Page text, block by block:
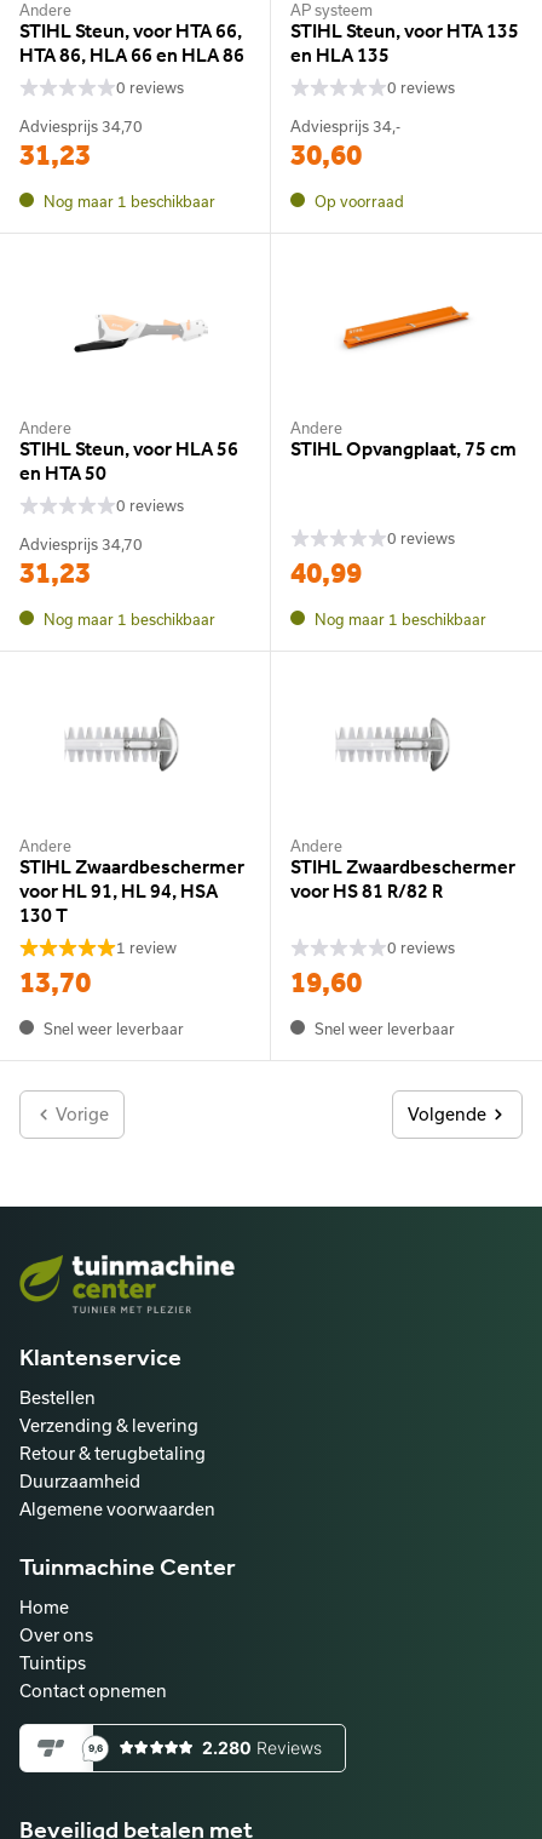
Andere
STIHL Steun, voor HTA 66,
HTA 86, HLA 66 en HLA 86
0 reviews
Adviesprijs 34,70
31,23
Nog maar 1 beschikbaar
AP systeem
STIHL Steun, voor HTA 135
en HLA 135
0 reviews
Adviesprijs 34,-
30,60
Op voorraad
Andere
STIHL Steun, voor HLA 56
en HTA 50
0 reviews
Adviesprijs 34,70
31,23
Nog maar 1 beschikbaar
Andere
STIHL Opvangplaat, 75 cm
0 reviews
40,99
Nog maar 1 beschikbaar
Andere
STIHL Zwaardbeschermer
voor HL 91, HL 94, HSA
130 T
1 review
13,70
Snel weer leverbaar
Andere
STIHL Zwaardbeschermer
voor HS 81 R/82 R
0 reviews
19,60
Snel weer leverbaar
Vorige Volgende
Klantenservice
Bestellen
Verzending & levering
Retour & terugbetaling
Duurzaamheid
Algemene voorwaarden
Tuinmachine Center
Home
Over ons
Tuintips
Contact opnemen
Beveiligd betalen met